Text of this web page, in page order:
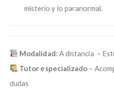
misterio y lo paranormal.
Modalidad: A distancia –
Tutor especializado –
dudas